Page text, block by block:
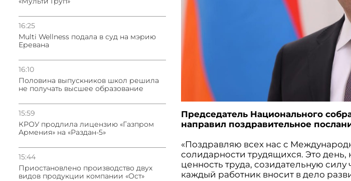
16:25
Multi Wellness подала в суд на мэрию
Еревана
16:10
Половина выпускников школ решила
не получать высшее образование
15:59
КРОУ продлила лицензию «Газпром
Армения» на «Раздан-5»
15:44
Приостановлено производство двух
видов продукции компании «Ост»
Председатель Национального
направил поздравительное
«Поздравляю всех нас с
солидарности трудящихся. Это
ценность труда, созидательную силу
каждый работник вносит в дело